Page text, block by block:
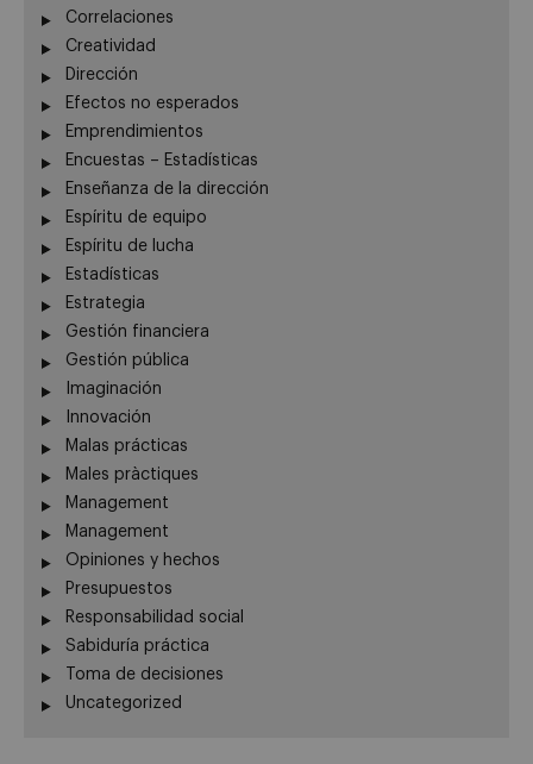
Correlaciones
Creatividad
Dirección
Efectos no esperados
Emprendimientos
Encuestas – Estadísticas
Enseñanza de la dirección
Espíritu de equipo
Espíritu de lucha
Estadísticas
Estrategia
Gestión financiera
Gestión pública
Imaginación
Innovación
Malas prácticas
Males pràctiques
Management
Management
Opiniones y hechos
Presupuestos
Responsabilidad social
Sabiduría práctica
Toma de decisiones
Uncategorized